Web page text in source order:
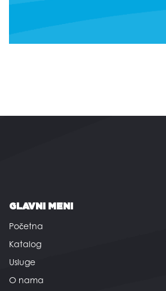
GLAVNI MENI
Početna
Katalog
Usluge
O nama